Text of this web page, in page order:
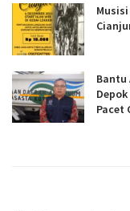
Bantu
Pacet